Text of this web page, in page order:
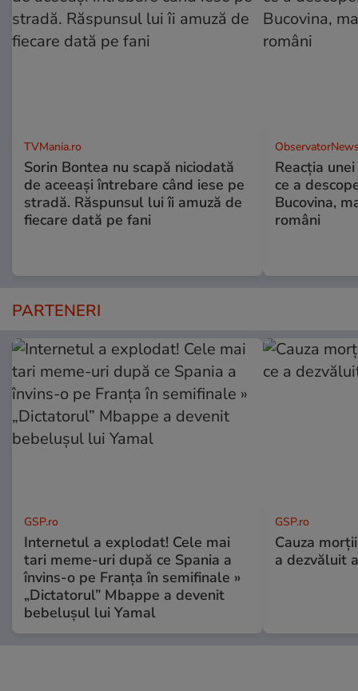
TVMania.ro
Sorin Bontea nu scapă niciodată
de aceeași întrebare când iese pe
stradă. Răspunsul lui îi amuză de
fiecare dată pe fani
Reacția
ce a
Bucovina,
români
PARTENERI
GSP.ro
Internetul a explodat! Cele mai
tari meme-uri după ce Spania a
învins-o pe Franța în semifinale »
„Dictatorul” Mbappe a devenit
bebelușul lui Yamal
GSP.ro
Cauza
a dezvăluit